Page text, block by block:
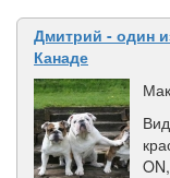
Дмитрий - один
Канаде